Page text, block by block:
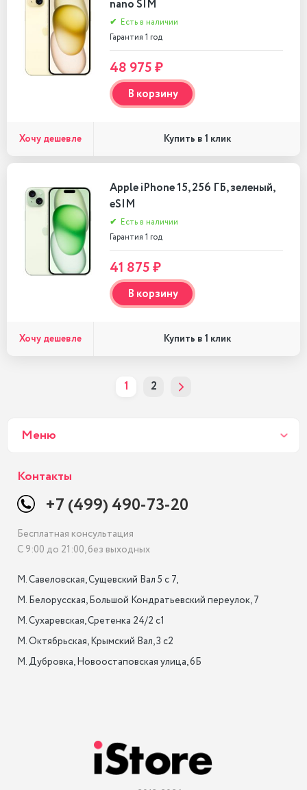
nano SIM
✔ Есть в наличии
Гарантия 1 год
48 975 ₽
В корзину
Хочу дешевле Купить в 1 клик
Apple iPhone 15, 256 ГБ, зеленый,
eSIM
✔ Есть в наличии
Гарантия 1 год
41 875 ₽
В корзину
Хочу дешевле Купить в 1 клик
1 2
Меню
Контакты
+7 (499) 490-73-20
Бесплатная консультация
С 9:00 до 21:00, без выходных
М. Савеловская, Сущевский Вал 5 с 7,
М. Белорусская, Большой Кондратьевский переулок, 7
М. Сухаревская, Сретенка 24/2 с1
М. Октябрьская, Крымский Вал, 3 с2
М. Дубровка, Новоостаповская улица, 6Б